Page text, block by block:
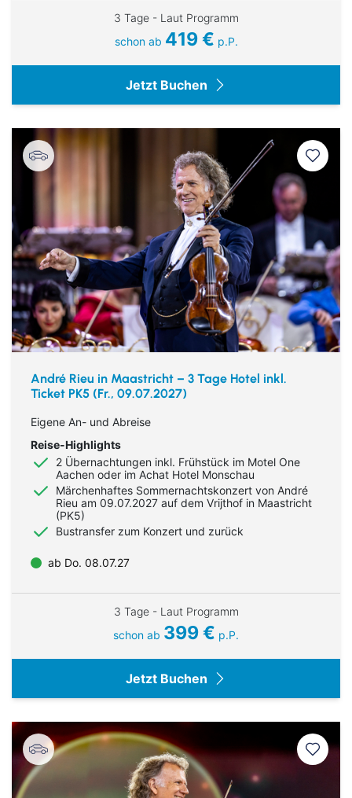
3 Tage - Laut Programm
schon ab 419 € p.P.
Jetzt Buchen
André Rieu in Maastricht – 3 Tage Hotel inkl.
Ticket PK5 (Fr., 09.07.2027)
Eigene An- und Abreise
Reise-Highlights
2 Übernachtungen inkl. Frühstück im Motel One
Aachen oder im Achat Hotel Monschau
Märchenhaftes Sommernachtskonzert von André
Rieu am 09.07.2027 auf dem Vrijthof in Maastricht
(PK5)
Bustransfer zum Konzert und zurück
ab Do. 08.07.27
3 Tage - Laut Programm
schon ab 399 € p.P.
Jetzt Buchen